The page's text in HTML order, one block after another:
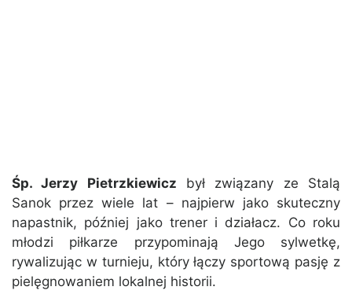
Śp. Jerzy Pietrzkiewicz był związany ze Stalą
Sanok przez wiele lat – najpierw jako skuteczny
napastnik, później jako trener i działacz. Co roku
młodzi piłkarze przypominają Jego sylwetkę,
rywalizując w turnieju, który łączy sportową pasję z
pielęgnowaniem lokalnej historii.